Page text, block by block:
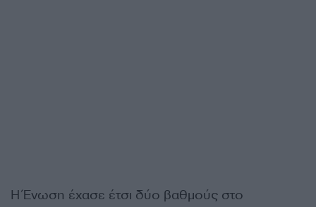
Η Ένωση έχασε έτσι δύο βαθμούς στο